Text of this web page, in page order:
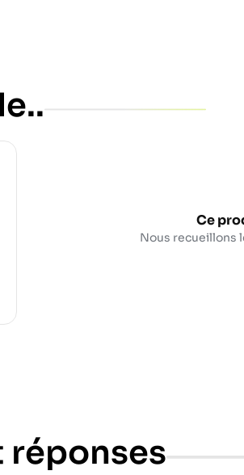
Ce
Nous recueillons
réponses